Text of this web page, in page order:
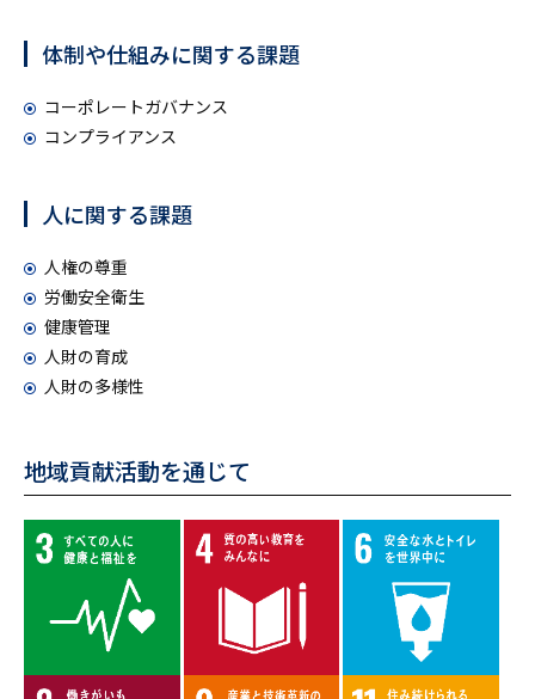
体制や仕組みに関する課題
コーポレートガバナンス
コンプライアンス
人に関する課題
人権の尊重
労働安全衛生
健康管理
人財の育成
人財の多様性
地域貢献活動を通じて